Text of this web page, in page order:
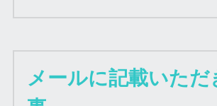
メールに記載いただ